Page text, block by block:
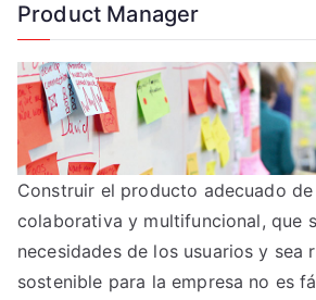
Product Manager
Construir el producto adecuado
colaborativa y multifuncional, que
necesidades de los usuarios y sea
sostenible para la empresa no es